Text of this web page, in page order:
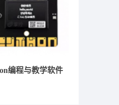
编程与教学软件